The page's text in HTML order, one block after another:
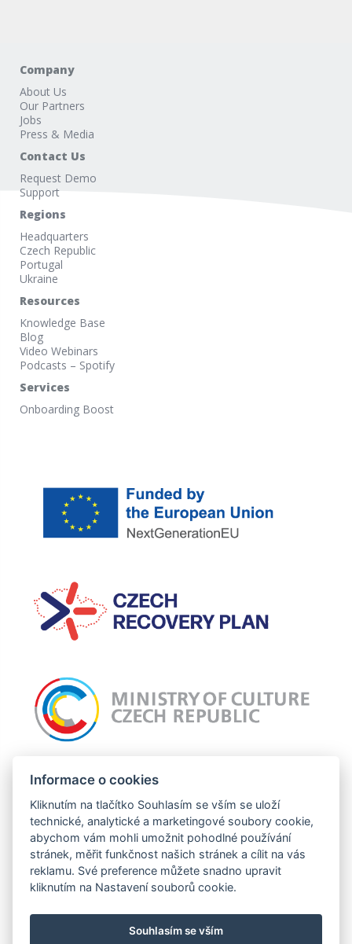
Company
About Us
Our Partners
Jobs
Press & Media
Contact Us
Request Demo
Support
Regions
Headquarters
Czech Republic
Portugal
Ukraine
Resources
Knowledge Base
Blog
Video Webinars
Podcasts – Spotify
Services
Onboarding Boost
grafický redesign webu a zlepšení uživatelské zkušnosti. Tato operace je
Tento projekt je financován se státní podporou Technologické agentury ČR a
Ministerstva průmyslu a obchodu ČR v rámci Programu TREND.
Informace o cookies
Kliknutím na tlačítko Souhlasím se vším se uloží
technické, analytické a marketingové soubory cookie,
abychom vám mohli umožnit pohodlné používání
stránek, měřit funkčnost našich stránek a cílit na vás
reklamu. Své preference můžete snadno upravit
kliknutím na Nastavení souborů cookie.
Souhlasím se vším